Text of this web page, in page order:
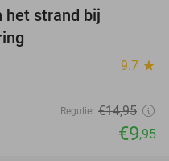
het strand bij
9.7 star
Regulier €14,95
€9,95